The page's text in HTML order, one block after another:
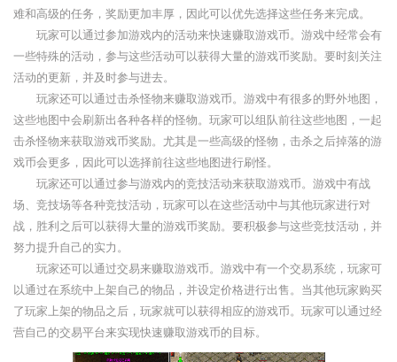
难和高级的任务，奖励更加丰厚，因此可以优先选择这些任务来完成。
玩家可以通过参加游戏内的活动来快速赚取游戏币。游戏中经常会有
一些特殊的活动，参与这些活动可以获得大量的游戏币奖励。要时刻关注
活动的更新，并及时参与进去。
玩家还可以通过击杀怪物来赚取游戏币。游戏中有很多的野外地图，
这些地图中会刷新出各种各样的怪物。玩家可以组队前往这些地图，一起
击杀怪物来获取游戏币奖励。尤其是一些高级的怪物，击杀之后掉落的游
戏币会更多，因此可以选择前往这些地图进行刷怪。
玩家还可以通过参与游戏内的竞技活动来获取游戏币。游戏中有战
场、竞技场等各种竞技活动，玩家可以在这些活动中与其他玩家进行对
战，胜利之后可以获得大量的游戏币奖励。要积极参与这些竞技活动，并
努力提升自己的实力。
玩家还可以通过交易来赚取游戏币。游戏中有一个交易系统，玩家可
以通过在系统中上架自己的物品，并设定价格进行出售。当其他玩家购买
了玩家上架的物品之后，玩家就可以获得相应的游戏币。玩家可以通过经
营自己的交易平台来实现快速赚取游戏币的目标。